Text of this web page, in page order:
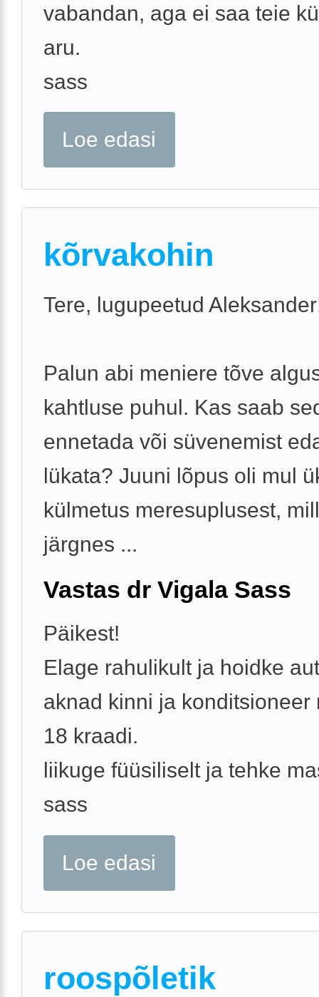
vabandan, aga ei saa teie
aru.
sass
Loe edasi
kõrvakohin
Tere, lugupeetud
Palun abi meniere tõve
kahtluse puhul. Kas saab
ennetada või süvenemist
lükata? Juuni lõpus oli mul
külmetus meresuplusest,
järgnes ...
Vastas dr Vigala Sass
Päikest!
Elage rahulikult ja hoidke
aknad kinni ja konditsioneer
18 kraadi.
liikuge füüsiliselt ja tehke
sass
Loe edasi
roospõletik